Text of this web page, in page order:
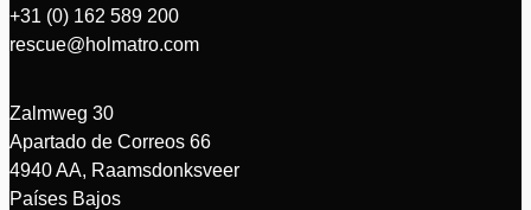
+31 (0) 162 589 200
rescue@holmatro.com
Zalmweg 30
Apartado de Correos 66
4940 AA, Raamsdonksveer
Países Bajos